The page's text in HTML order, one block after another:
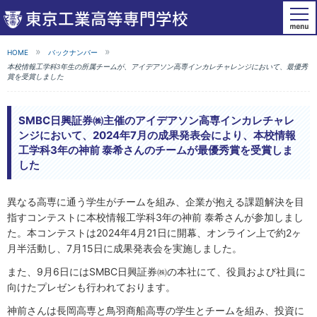
HOME バックナンバー
本校情報工学科3年生の所属チームが、アイデアソン高専インカレチャレンジにおいて、最優秀
賞を受賞しました
SMBC日興証券㈱主催のアイデアソン高専インカレチャレ
ンジにおいて、2024年7月の成果発表会により、本校情報
工学科3年の神前 泰希さんのチームが最優秀賞を受賞しま
した
異なる高専に通う学生がチームを組み、企業が抱える課題解決を目
指すコンテストに本校情報工学科3年の神前 泰希さんが参加しまし
た。本コンテストは2024年4月21日に開幕、オンライン上で約2ヶ
月半活動し、7月15日に成果発表会を実施しました。
また、9月6日にはSMBC日興証券㈱の本社にて、役員および社員に
向けたプレゼンも行われております。
神前さんは長岡高専と鳥羽商船高専の学生とチームを組み、投資に